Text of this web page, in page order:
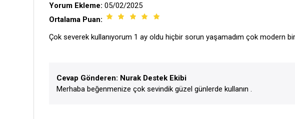
Yorum Ekleme: 05/02/2025
Ortalama Puan:
Çok severek kullanıyorum 1 ay oldu hiçbir sorun yaşamadım çok modern bir
Cevap Gönderen: Nurak Destek Ekibi
Merhaba beğenmenize çok sevindik güzel günlerde kullanın .